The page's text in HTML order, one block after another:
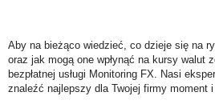
Aby na bieżąco wiedzieć, co dzieje się na
oraz jak mogą one wpłynąć na kursy
bezpłatnej usługi Monitoring FX. Nasi
znaleźć najlepszy dla Twojej firmy moment